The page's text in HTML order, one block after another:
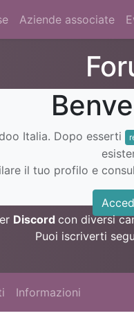
Aziende associate
Italia. Dopo esserti
il tuo profilo e
Discord con diversi
Puoi iscriverti
Informazioni